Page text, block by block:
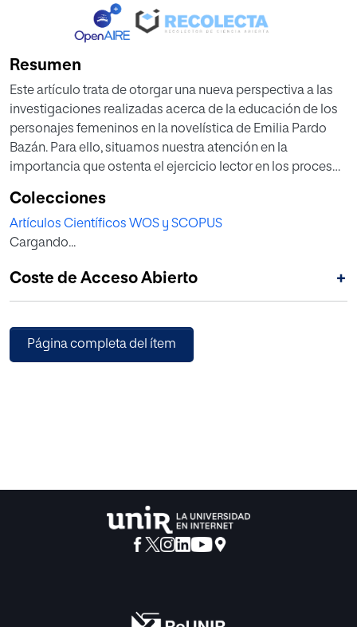
Resumen
Este artículo trata de otorgar una nueva perspectiva a las
investigaciones realizadas acerca de la educación de los
personajes femeninos en la novelística de Emilia Pardo
Bazán. Para ello, situamos nuestra atención en la
importancia que ostenta el ejercicio lector en los procesos
marcado por su afición a la lectura. Nos proponemos en
este trabajo mostrar cómo la utilización de la enseñanza
de la lectura como método para educar a la mujer en la
para la inoculación de identidades femeninas normativas
como para el rechazo de estas y la posterior creación de
Colecciones
Artículos Científicos WOS y SCOPUS
Cargando...
Coste de Acceso Abierto +
Página completa del ítem